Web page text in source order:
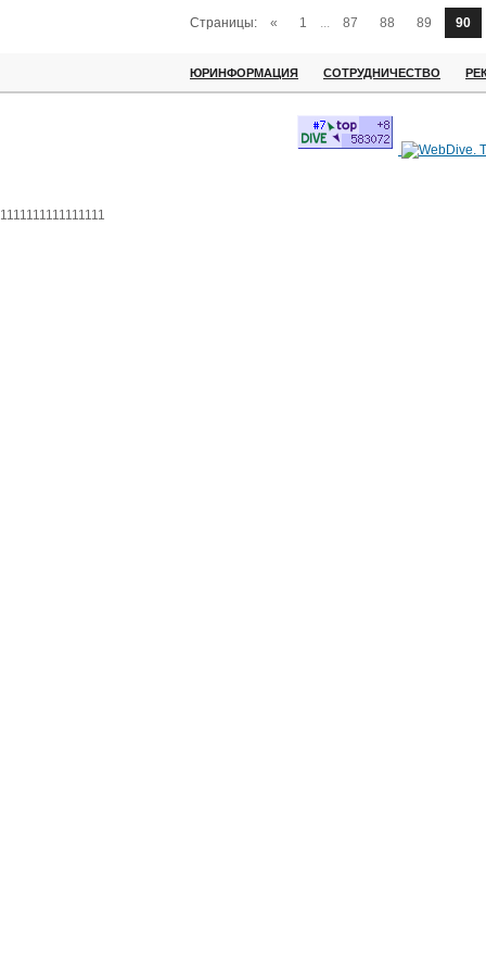
Страницы: « 1 ... 87 88 89 90
ЮРИНФОРМАЦИЯ СОТРУДНИЧЕСТВО
1111111111111111